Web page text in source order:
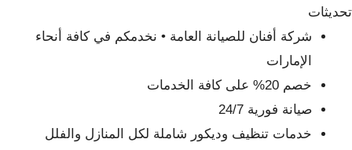
التجاوز
المحتوى
تحديثات
شركة أفنان للصيانة العامة • نخدمكم في كافة أنحاء
الإمارات
خصم 20% على كافة الخدمات
صيانة فورية 24/7
خدمات تنظيف وديكور شاملة لكل المنازل والفلل